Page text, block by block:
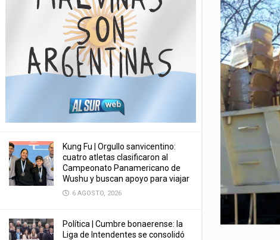
Kung Fu | Orgullo sanvicentino:
cuatro atletas clasificaron al
Campeonato Panamericano de
Wushu y buscan apoyo para viajar
6 AGOSTO, 2026
Política | Cumbre bonaerense: la
Liga de Intendentes se consolidó